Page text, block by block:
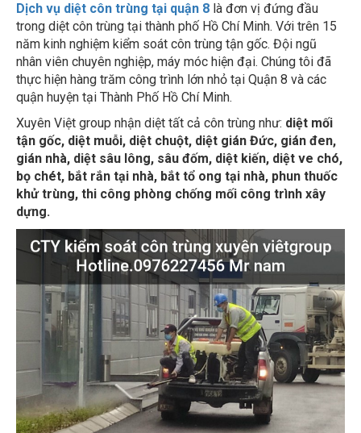
trong diệt côn trùng tại thành phố Hồ Chí Minh. Với trên 15
năm kinh nghiệm kiểm soát côn trùng tận gốc. Đội ngũ
nhân viên chuyên nghiệp, máy móc hiện đại. Chúng tôi đã
thực hiện hàng trăm công trình lớn nhỏ tại Quận 8 và các
quận huyện tại Thành Phố Hồ Chí Minh.
Xuyên Việt group nhận diệt tất cả côn trùng như:
diệt mối
tận gốc, diệt muỗi, diệt chuột, diệt gián Đức, gián đen,
gián nhà, diệt sâu lông, sâu đốm, diệt kiến, diệt ve chó,
bọ chét, bắt rắn tại nhà, bắt tổ ong tại nhà, phun thuốc
khử trùng, thi công phòng chống mối công trình xây
dựng.